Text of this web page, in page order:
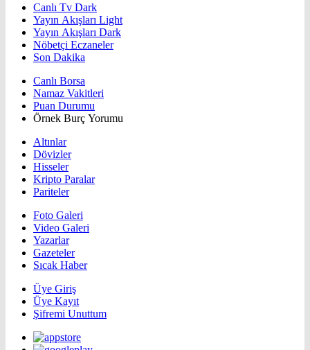
Canlı Tv Dark
Yayın Akışları Light
Yayın Akışları Dark
Nöbetçi Eczaneler
Son Dakika
Canlı Borsa
Namaz Vakitleri
Puan Durumu
Örnek Burç Yorumu
Altınlar
Dövizler
Hisseler
Kripto Paralar
Pariteler
Foto Galeri
Video Galeri
Yazarlar
Gazeteler
Sıcak Haber
Üye Giriş
Üye Kayıt
Şifremi Unuttum